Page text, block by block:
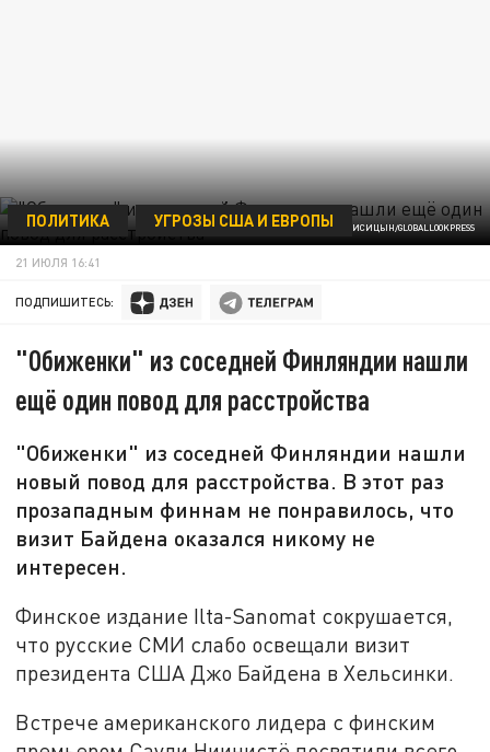
VICTOR LISITSYN, ВИКТОР ЛИСИЦЫН/GLOBALLOOKPRESS
ПОЛИТИКА УГРОЗЫ США И ЕВРОПЫ
21 ИЮЛЯ 16:41
ПОДПИШИТЕСЬ:
"Обиженки" из соседней Финляндии нашли
ещё один повод для расстройства
"Обиженки" из соседней Финляндии нашли
новый повод для расстройства. В этот раз
прозападным финнам не понравилось, что
визит Байдена оказался никому не
интересен.
Финское издание Ilta-Sanomat сокрушается,
что русские СМИ слабо освещали визит
президента США Джо Байдена в Хельсинки.
Встрече американского лидера с финским